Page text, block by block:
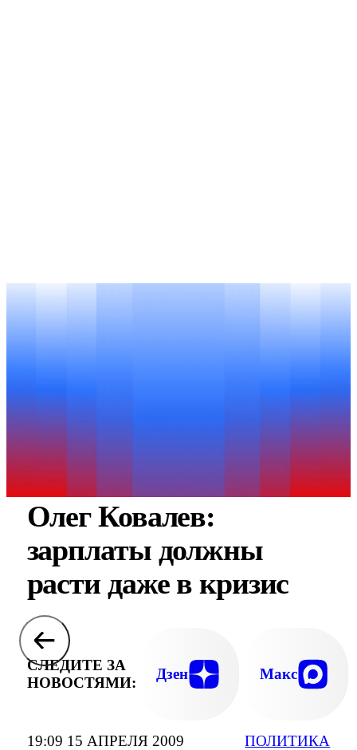
19:09 15 АПРЕЛЯ 2009
ПОЛИТИКА
Олег Ковалев:
зарплаты должны
расти даже в кризис
СЛЕДИТЕ ЗА
НОВОСТЯМИ:
Дзен Макс